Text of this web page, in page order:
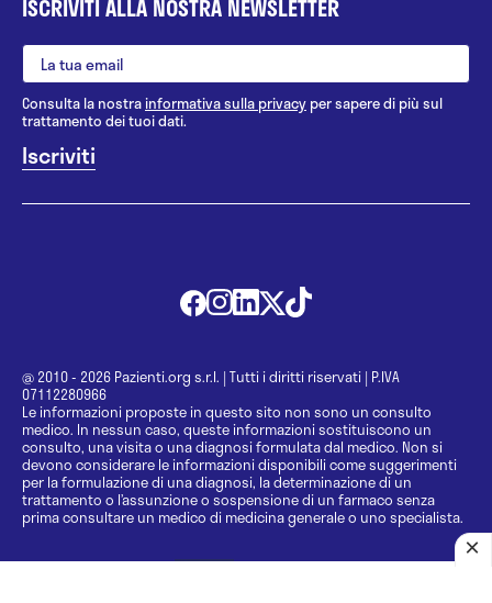
ISCRIVITI ALLA NOSTRA NEWSLETTER
Consulta la nostrainformativa sulla privacy per sapere di più sul
trattamento dei tuoi dati.
@ 2010 - 2026 Pazienti.org s.r.l. | Tutti i diritti riservati | P.IVA
07112280966
Le informazioni proposte in questo sito non sono un consulto
medico. In nessun caso, queste informazioni sostituiscono un
consulto, una visita o una diagnosi formulata dal medico. Non si
devono considerare le informazioni disponibili come suggerimenti
per la formulazione di una diagnosi, la determinazione di un
trattamento o l’assunzione o sospensione di un farmaco senza
prima consultare un medico di medicina generale o uno specialista.